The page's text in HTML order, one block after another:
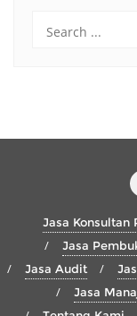
Jasa Konsultan
Jasa
Jasa Audit
Jasa